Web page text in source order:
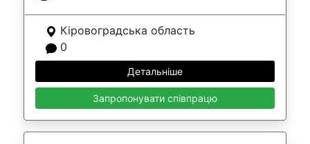
Кіровоградська область
0
Детальніше
Запропонувати співпрацю